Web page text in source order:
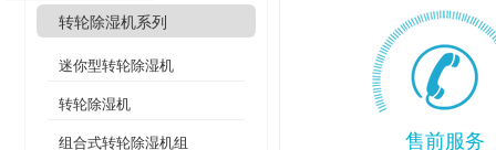
转轮除湿机系列
迷你型转轮除湿机
转轮除湿机
组合式转轮除湿机组
售前服务